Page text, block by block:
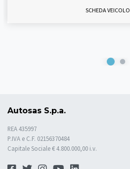
SCHEDA VEICOLO
Autosas S.p.a.
REA 435997
P.IVA e C.F. 02156370484
Capitale Sociale € 4.800.000,00 i.v.